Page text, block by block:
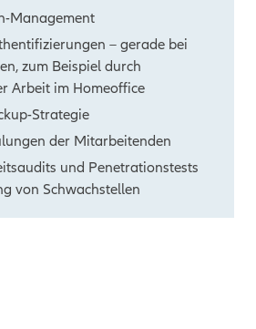
Management
– gerade bei
zum Beispiel durch
Arbeit im Homeoffice
Strategie
der Mitarbeitenden
und Penetrationstests
von Schwachstellen